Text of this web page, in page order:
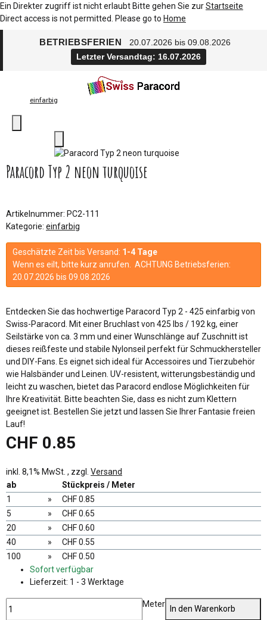
Ein Direkter zugriff ist nicht erlaubt Bitte gehen Sie zurStartseite
Direct access is not permitted. Please go to Home
BETRIEBSFERIEN
20.07.2026 bis 09.08.2026
Letzter Versandtag: 16.07.2026
einfarbig
Paracord Typ 2 neon turquoise
Artikelnummer: PC2-111
Kategorie: einfarbig
Geschätzte Zeit bis Versand: 1-4 Tage
Wenn es eilt, bitte kurz anrufen. ACHTUNG Betriebsferien:
20.07.2026 bis 09.08.2026
Entdecken Sie das hochwertige Paracord Typ 2 - 425 einfarbig von
Swiss-Paracord. Mit einer Bruchlast von 425 lbs / 192 kg, einer
Seilstärke von ca. 3 mm und einer Wunschlänge auf Zuschnitt ist
dieses reißfeste und stabile Nylonseil perfekt für Schmuckhersteller
und DIY-Fans. Es eignet sich ideal für Accessoires und Tierzubehör
wie Halsbänder und Leinen. UV-resistent, witterungsbeständig und
leicht zu waschen, bietet das Paracord endlose Möglichkeiten für
Ihre Kreativität. Bitte beachten Sie, dass es nicht zum Klettern
geeignet ist. Bestellen Sie jetzt und lassen Sie Ihrer Fantasie freien
Lauf!
CHF 0.85
inkl. 8,1% MwSt. , zzgl. Versand
ab
Stückpreis / Meter
1
»
CHF 0.85
5
»
CHF 0.65
20
»
CHF 0.60
40
»
CHF 0.55
100
»
CHF 0.50
Sofort verfügbar
Lieferzeit: 1 - 3 Werktage
Meter
In den Warenkorb